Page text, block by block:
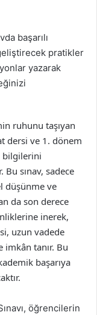
başarılı
geliştirecek pratikler
yazarak
ruhunu taşıyan
dersi ve 1. dönem
bilgilerini
sınav, sadece
düşünme ve
da son derece
inerek,
uzun vadede
tanır. Bu
başarıya
öğrencilerin